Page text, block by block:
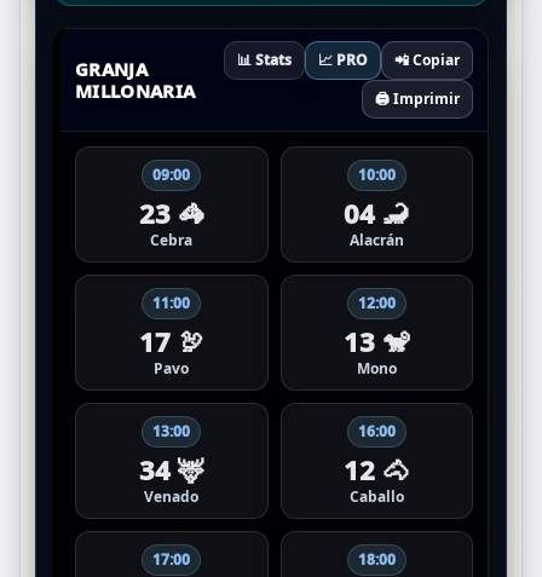
GRANJA
MILLONARIA
📊 Stats 📈 PRO
📲 Copiar
🖨️ Imprimir
09:00
23 🦓
Cebra
10:00
04 🦂
Alacrán
11:00
17 🦃
Pavo
12:00
13 🐒
Mono
13:00
34 🦌
Venado
16:00
12 🐴
Caballo
17:00 18:00